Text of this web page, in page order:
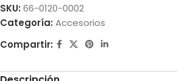
SKU: 66-0120-0002
Categoría: Accesorios
Compartir: